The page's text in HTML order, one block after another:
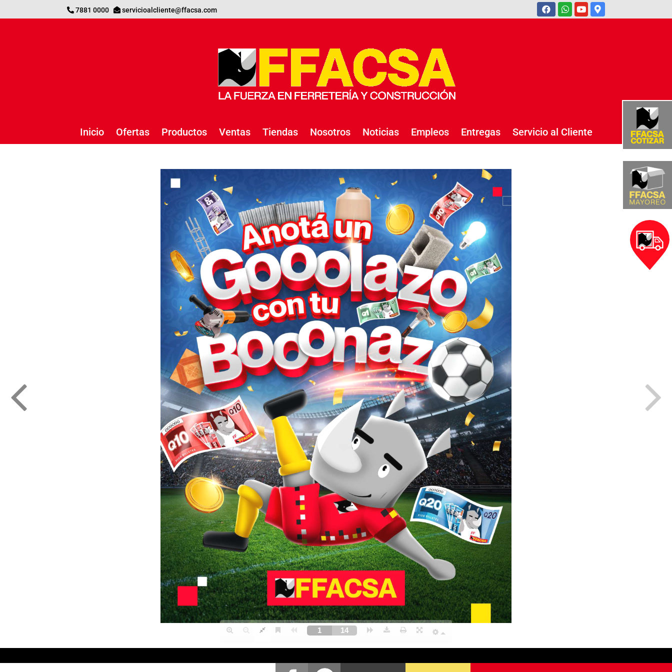
7881 0000 servicioalcliente@ffacsa.com
Inicio Ofertas Productos Ventas Tiendas Nosotros Noticias Empleos Entregas Servicio al Cliente